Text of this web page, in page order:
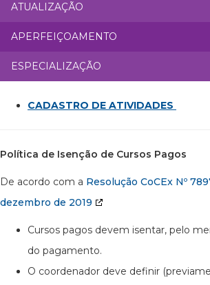
ATUALIZAÇÃO
APERFEIÇOAMENTO
ESPECIALIZAÇÃO
CADASTRO DE ATIVIDADES
Política de Isenção de Cursos Pagos
De acordo com a Resolução CoCEx Nº
dezembro de 2019
Cursos pagos devem isentar, pelo
do pagamento.
O coordenador deve definir